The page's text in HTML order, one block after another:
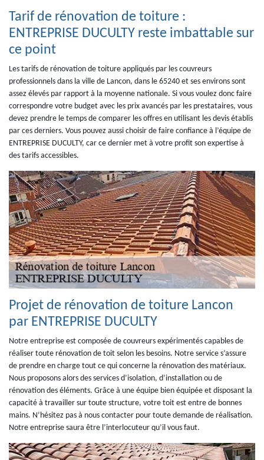
Tarif de rénovation de toiture :
ENTREPRISE DUCULTY reste imbattable sur
ce point
Les tarifs de rénovation de toiture appliqués par les couvreurs
professionnels dans la ville de Lancon, dans le 65240 et ses environs sont
assez élevés par rapport à la moyenne nationale. Si vous voulez donc faire
correspondre votre budget avec les prix avancés par les prestataires, vous
devez prendre le temps de comparer les offres en utilisant les devis établis
par ces derniers. Vous pouvez aussi choisir de faire confiance à l’équipe de
ENTREPRISE DUCULTY, car ce dernier met à votre profit son expertise à
des tarifs accessibles.
Projet de rénovation de toiture Lancon
par ENTREPRISE DUCULTY
Notre entreprise est composée de couvreurs expérimentés capables de
réaliser toute rénovation de toit selon les besoins. Notre service s’assure
de prendre en charge tout ce qui concerne la rénovation des matériaux.
Nous proposons alors des services d’isolation, d’installation ou de
rénovation des éléments. Grâce à une équipe bien équipée et disposant la
capacité à travailler sur toute structure, votre toit est entre de bonnes
mains. N’hésitez pas à nous contacter pour toute demande de réalisation.
Notre entreprise saura être l’interlocuteur qu’il vous faut.